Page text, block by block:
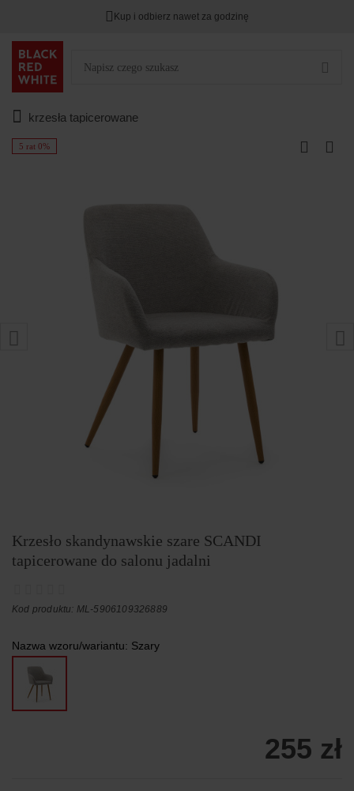
Kup i odbierz nawet za godzinę
krzesła tapicerowane
5 rat 0%
Krzesło skandynawskie szare SCANDI
tapicerowane do salonu jadalni
Kod produktu: ML-5906109326889
Nazwa wzoru/wariantu: Szary
255 zł